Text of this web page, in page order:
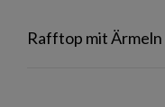
Rafftop mit Ärmeln